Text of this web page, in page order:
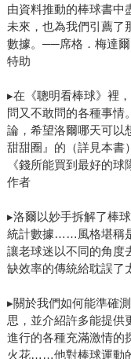
由資料推動的棒球書中
未來，也為我們引薦了
數據。──席格．梅達
特助
▸在《聰明看棒球》裡
問又不敢問的各種事情
論，希望洛爾哪天可以
甜甜圈』的（詳見本書
《錢所能買到最好的球
作者
▸洛爾以妙手拆解了棒
統計數據……風格堪稱
讓老球迷以不同的角度
缺效率的傳統給耽誤了
▸關於我們如何能準確
思，並介紹許多能提
進行的各種充滿激情的
火花……他對棒球運動